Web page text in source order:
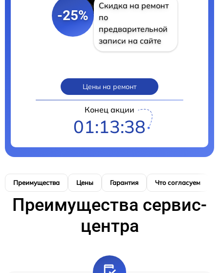
-25%
Скидка на ремонт
по
предварительной
записи на сайте
Цены на ремонт
Конец акции
01:13:37
Преимущества Цены Гарантия Что согласуем
Преимущества сервис-
центра